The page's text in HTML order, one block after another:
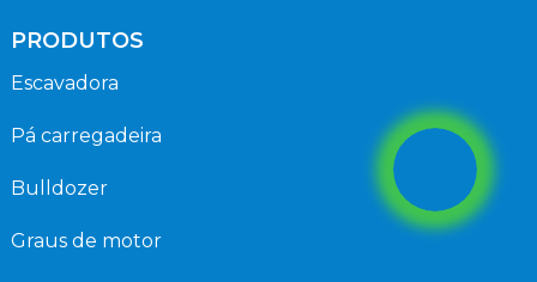
PRODUTOS
Escavadora
Pá carregadeira
Bulldozer
Graus de motor